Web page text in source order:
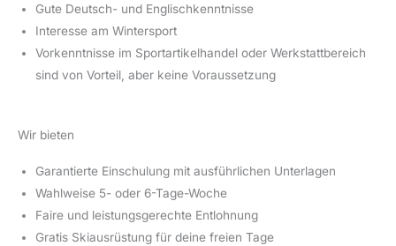
Gute Deutsch- und Englischkenntnisse
Interesse am Wintersport
Vorkenntnisse im Sportartikelhandel oder Werkstattbereich
sind von Vorteil, aber keine Voraussetzung
Wir bieten
Garantierte Einschulung mit ausführlichen Unterlagen
Wahlweise 5- oder 6-Tage-Woche
Faire und leistungsgerechte Entlohnung
Gratis Skiausrüstung für deine freien Tage